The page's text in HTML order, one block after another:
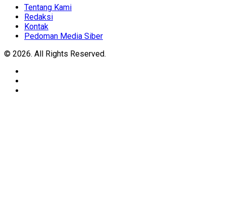
Tentang Kami
Redaksi
Kontak
Pedoman Media Siber
© 2026. All Rights Reserved.